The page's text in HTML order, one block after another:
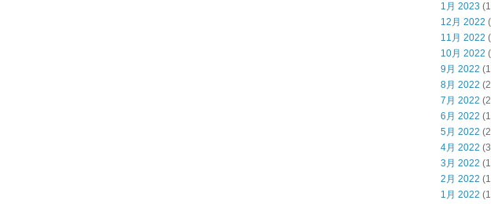
1月 2023
12月 2022
11月 2022
10月 2022
9月 2022
8月 2022
7月 2022
6月 2022
5月 2022
4月 2022
3月 2022
2月 2022
1月 2022